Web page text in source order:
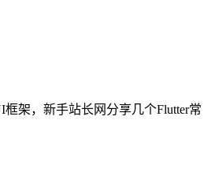
架，新手站长网分享几个Flutter常